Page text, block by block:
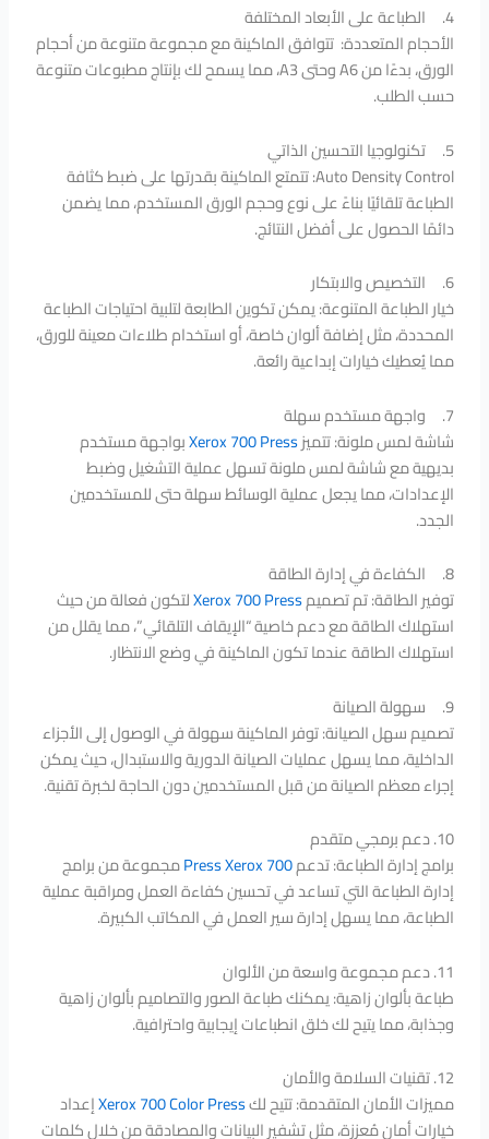
4. الطباعة على الأبعاد المختلفة
الأحجام المتعددة: تتوافق الماكينة مع مجموعة متنوعة من أحجام
الورق، بدءًا من A6 وحتى A3، مما يسمح لك بإنتاج مطبوعات متنوعة
حسب الطلب.
5. تكنولوجيا التحسين الذاتي
Auto Density Control: تتمتع الماكينة بقدرتها على ضبط كثافة
الطباعة تلقائيًا بناءً على نوع وحجم الورق المستخدم، مما يضمن
دائمًا الحصول على أفضل النتائج.
6. التخصيص والابتكار
خيار الطباعة المتنوعة: يمكن تكوين الطابعة لتلبية احتياجات الطباعة
المحددة، مثل إضافة ألوان خاصة، أو استخدام طلاءات معينة للورق،
مما يُعطيك خيارات إبداعية رائعة.
7. واجهة مستخدم سهلة
شاشة لمس ملونة: تتميزXerox 700 Pressبواجهة مستخدم
بديهية مع شاشة لمس ملونة تسهل عملية التشغيل وضبط
الإعدادات، مما يجعل عملية الوسائط سهلة حتى للمستخدمين
الجدد.
8. الكفاءة في إدارة الطاقة
توفير الطاقة: تم تصميمXerox 700 Pressلتكون فعالة من حيث
استهلاك الطاقة مع دعم خاصية “الإيقاف التلقائي”، مما يقلل من
استهلاك الطاقة عندما تكون الماكينة في وضع الانتظار.
9. سهولة الصيانة
تصميم سهل الصيانة: توفر الماكينة سهولة في الوصول إلى الأجزاء
الداخلية، مما يسهل عمليات الصيانة الدورية والاستبدال، حيث يمكن
إجراء معظم الصيانة من قبل المستخدمين دون الحاجة لخبرة تقنية.
10. دعم برمجي متقدم
برامج إدارة الطباعة: تدعمPress Xerox 700مجموعة من برامج
إدارة الطباعة التي تساعد في تحسين كفاءة العمل ومراقبة عملية
الطباعة، مما يسهل إدارة سير العمل في المكاتب الكبيرة.
11. دعم مجموعة واسعة من الألوان
طباعة بألوان زاهية: يمكنك طباعة الصور والتصاميم بألوان زاهية
وجذابة، مما يتيح لك خلق انطباعات إيجابية واحترافية.
12. تقنيات السلامة والأمان
مميزات الأمان المتقدمة: تتيح لكXerox 700 Color Pressإعداد
خيارات أمان مُعززة، مثل تشفير البيانات والمصادقة من خلال كلمات